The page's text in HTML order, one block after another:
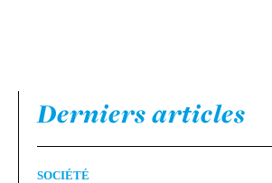
Derniers articles
SOCIÉTÉ